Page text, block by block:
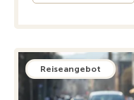
Reiseangebot